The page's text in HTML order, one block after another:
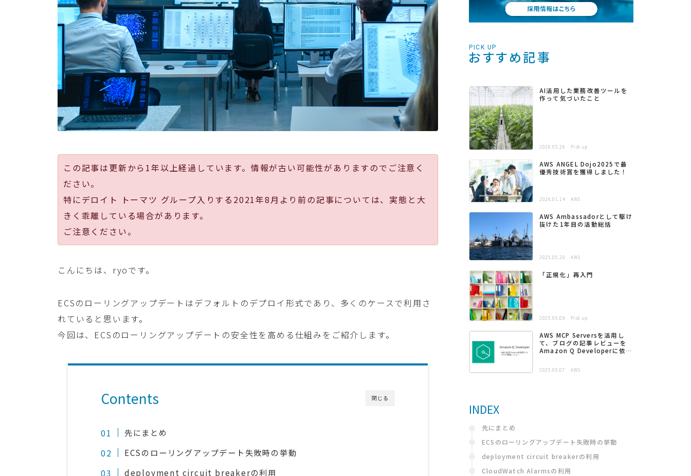
この記事は更新から1年以上経過しています。情報が古い可能性がありますのでご注意く
ださい。
特にデロイト トーマツ グループ入りする2021年8月より前の記事については、実態と大
きく乖離している場合があります。
ご注意ください。
こんにちは、ryoです。
ECSのローリングアップデートはデフォルトのデプロイ形式であり、多くのケースで利用さ
れていると思います。
今回は、ECSのローリングアップデートの安全性を高める仕組みをご紹介します。
閉じる
Contents
先にまとめ
ECSのローリングアップデート失敗時の挙動
deployment circuit breakerの利用
PICK UP
おすすめ記事
AI活用した業務改善ツールを
作って気づいたこと
2026.05.26 Pick up
AWS ANGEL Dojo2025で最
優秀技術賞を獲得しました！
2026.01.14 AWS
AWS Ambassadorとして駆け
抜けた1年目の活動総括
2025.05.20 AWS
「正規化」再入門
2025.05.09 Pick up
AWS MCP Serversを活用し
て、ブログの記事レビューを
Amazon Q Developerに依頼
2025.05.07 AWS
INDEX
先にまとめ
ECSのローリングアップデート失敗時の挙動
deployment circuit breakerの利用
CloudWatch Alarmsの利用